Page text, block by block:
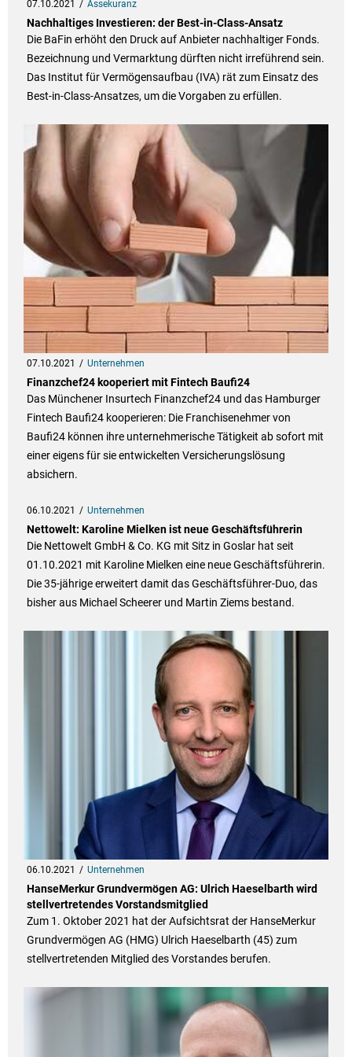
07.10.2021 Assekuranz
Nachhaltiges Investieren: der Best-in-Class-Ansatz
Die BaFin erhöht den Druck auf Anbieter nachhaltiger Fonds.
Bezeichnung und Vermarktung dürften nicht irreführend sein.
Das Institut für Vermögensaufbau (IVA) rät zum Einsatz des
Best-in-Class-Ansatzes, um die Vorgaben zu erfüllen.
07.10.2021 Unternehmen
Finanzchef24 kooperiert mit Fintech Baufi24
Das Münchener Insurtech Finanzchef24 und das Hamburger
Fintech Baufi24 kooperieren: Die Franchisenehmer von
Baufi24 können ihre unternehmerische Tätigkeit ab sofort mit
einer eigens für sie entwickelten Versicherungslösung
absichern.
06.10.2021 Unternehmen
Nettowelt: Karoline Mielken ist neue Geschäftsführerin
Die Nettowelt GmbH & Co. KG mit Sitz in Goslar hat seit
01.10.2021 mit Karoline Mielken eine neue Geschäftsführerin.
Die 35-jährige erweitert damit das Geschäftsführer-Duo, das
bisher aus Michael Scheerer und Martin Ziems bestand.
06.10.2021 Unternehmen
HanseMerkur Grundvermögen AG: Ulrich Haeselbarth wird
stellvertretendes Vorstandsmitglied
Zum 1. Oktober 2021 hat der Aufsichtsrat der HanseMerkur
Grundvermögen AG (HMG) Ulrich Haeselbarth (45) zum
stellvertretenden Mitglied des Vorstandes berufen.